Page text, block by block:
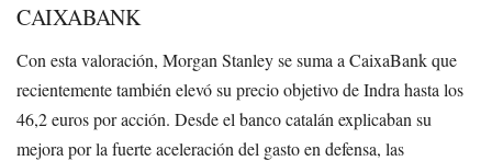
CAIXABANK
Con esta valoración, Morgan Stanley se suma a CaixaBank que
recientemente también elevó su precio objetivo de Indra hasta los
46,2 euros por acción. Desde el banco catalán explicaban su
mejora por la fuerte aceleración del gasto en defensa, las